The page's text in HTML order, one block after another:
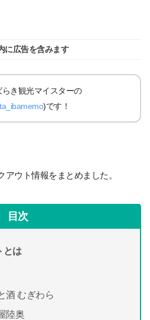
に広告を含みます
らき観光マイスターの
)です！
ウト情報をまとめました。
目次
とは
酒 むぎわら
陸奥